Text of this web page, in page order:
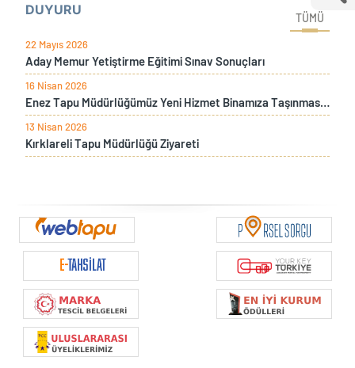
DUYURU
TÜMÜ
22 Mayıs 2026
Aday Memur Yetiştirme Eğitimi Sınav Sonuçları
16 Nisan 2026
Enez Tapu Müdürlüğümüz Yeni Hizmet Binamıza Taşınması Sebebiyle İki Gün Süre İle Hizmet Verilemeyecektir
13 Nisan 2026
Kırklareli Tapu Müdürlüğü Ziyareti